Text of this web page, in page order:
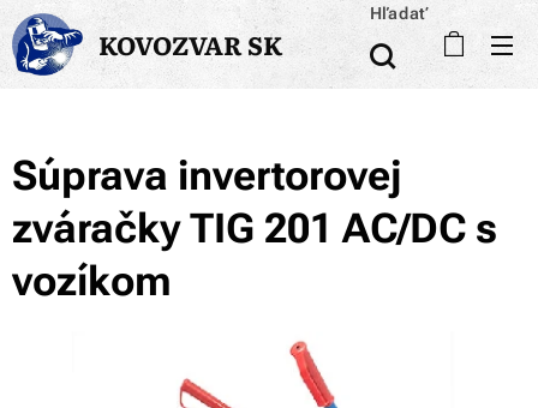
KOVOZVAR SK
Hľadať
Súprava invertorovej
zváračky TIG 201 AC/DC s
vozíkom